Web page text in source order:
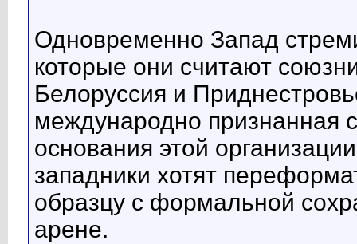
Одновременно Запад
которые они считают
Белоруссия и
международно
основания этой
западники хотят
образцу с формальной
арене.